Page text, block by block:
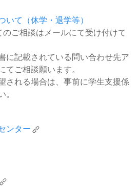
2026年春派遣 北京工業大学（工
遣留学（学部学生）の募集につい
て（通知）
2025年度秋期分授業料の納入（引
き落とし）について
請について
いて
トカラ列島近海を震源とする地震
て
2025年度 前期 入学料免除・徴
収猶予を申請した方へ
願の提出について
いて（休学・退学等）
ご相談はメールにて受け付けて
に記載されている問い合わせ先ア
てご相談願います。
される場合は、事前に学生支援係
ンター